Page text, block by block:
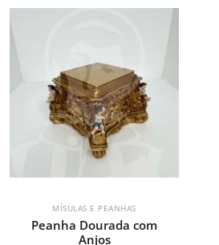
MÍSULAS E PEANHAS
Peanha Dourada com
Anjos